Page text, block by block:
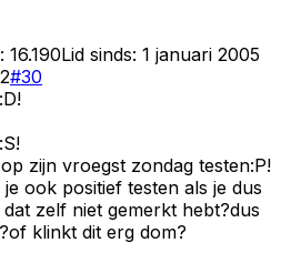
16.190Lid sinds: 1 januari 2005
#30
zijn vroegst zondag testen:P!
ook positief testen als je dus
zelf niet gemerkt hebt?dus
klinkt dit erg dom?